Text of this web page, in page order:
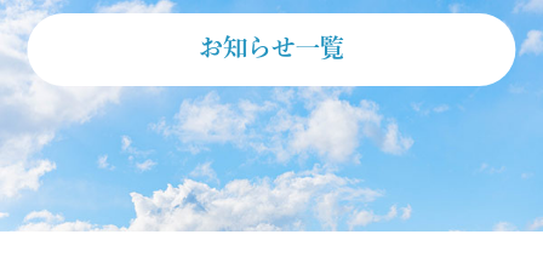
お知らせ一覧